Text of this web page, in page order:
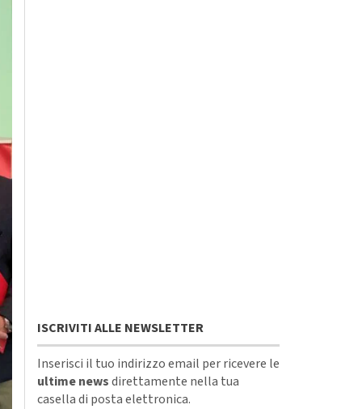
ISCRIVITI ALLE NEWSLETTER
Inserisci il tuo indirizzo email per ricevere le
ultime newsdirettamente nella tua
casella di posta elettronica.